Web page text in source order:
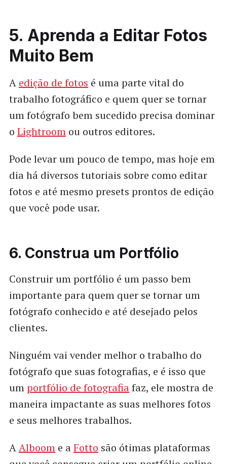
5. Aprenda a Editar Fotos
Muito Bem
A edição de fotos é uma parte vital do
trabalho fotográfico e quem quer se tornar
um fotógrafo bem sucedido precisa dominar
o Lightroomou outros editores.
Pode levar um pouco de tempo, mas hoje em
dia há diversos tutoriais sobre como editar
fotos e até mesmo presets prontos de edição
que você pode usar.
6. Construa um Portfólio
Construir um portfólio é um passo bem
importante para quem quer se tornar um
fotógrafo conhecido e até desejado pelos
clientes.
Ninguém vai vender melhor o trabalho do
fotógrafo que suas fotografias, e é isso que
umportfólio de fotografiafaz, ele mostra de
maneira impactante as suas melhores fotos
e seus melhores trabalhos.
AAlboome aFotto são ótimas plataformas